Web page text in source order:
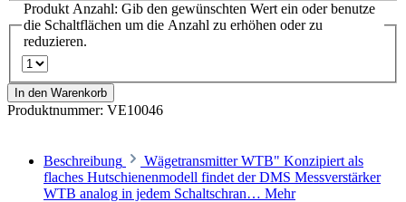
Produkt Anzahl: Gib den gewünschten Wert ein oder benutze
die Schaltflächen um die Anzahl zu erhöhen oder zu
reduzieren.
In den Warenkorb
Produktnummer: VE10046
Beschreibung
Wägetransmitter WTB" Konzipiert als
flaches Hutschienenmodell findet der DMS Messverstärker
WTB analog in jedem Schaltschran… Mehr